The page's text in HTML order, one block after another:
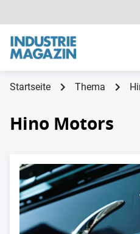
Startseite Thema
Hino Motors